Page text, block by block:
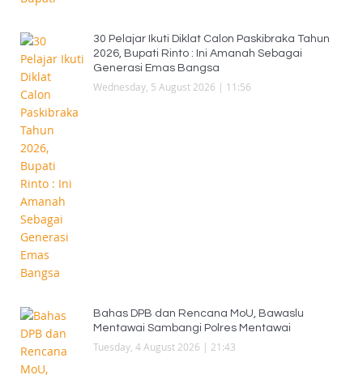
30 Pelajar Ikuti Diklat Calon Paskibraka Tahun
2026, Bupati Rinto : Ini Amanah Sebagai
Generasi Emas Bangsa
Wednesday, 5 August 2026 | 11:56
Bahas DPB dan Rencana MoU, Bawaslu
Mentawai Sambangi Polres Mentawai
Tuesday, 4 August 2026 | 21:43